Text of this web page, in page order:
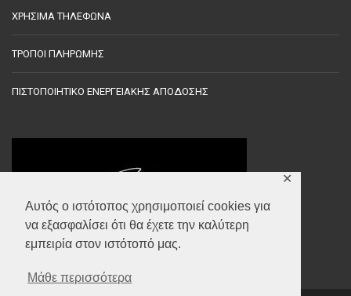
Αυτός ο ιστότοπος χρησιμοποιεί cookies για
να εξασφαλίσει ότι θα έχετε την καλύτερη
εμπειρία στον ιστότοπό μας.
Μάθε περισσότερα
✕
ΧΡΗΣΙΜΑ ΤΗΛΕΦΩΝΑ
ΤΡΟΠΟΙ ΠΛΗΡΩΜΗΣ
ΠΙΣΤΟΠΟΙΗΤΙΚΟ ΕΝΕΡΓΕΙΑΚΗΣ ΑΠΟΔΟΣΗΣ